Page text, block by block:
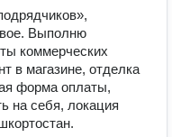
Выполню
коммерческих
в магазине, отделка
форма оплаты,
на себя, локация